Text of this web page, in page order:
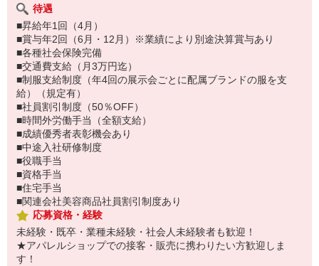
待遇
■昇給年1回（4月）
■賞与年2回（6月・12月）※業績により別途決算賞与あり
■各種社会保険完備
■交通費支給（月3万円迄）
■制服支給制度（年4回の展示会ごとに配属ブランドの服を支
給）（規定有）
■社員割引制度（50％OFF）
■時間外労働手当（全額支給）
■成績優秀者表彰機会あり
■中途入社研修制度
■役職手当
■資格手当
■住宅手当
■関連会社美容商品社員割引制度あり
応募資格・経験
未経験・既卒・業種未経験・社会人未経験者も歓迎！
★アパレルショップでの接客・販売に携わりたい方歓迎しま
す！